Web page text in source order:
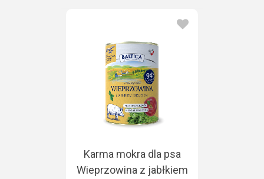
Karma mokra dla psa
Wieprzowina z jabłkiem